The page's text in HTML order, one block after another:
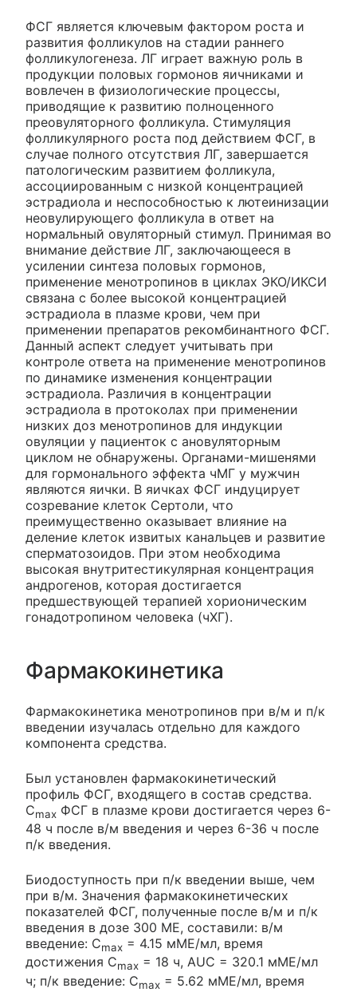
ФСГ является ключевым фактором роста и
развития фолликулов на стадии раннего
фолликулогенеза. ЛГ играет важную роль в
продукции половых гормонов яичниками и
вовлечен в физиологические процессы,
приводящие к развитию полноценного
преовуляторного фолликула. Стимуляция
фолликулярного роста под действием ФСГ, в
случае полного отсутствия ЛГ, завершается
патологическим развитием фолликула,
ассоциированным с низкой концентрацией
эстрадиола и неспособностью к лютеинизации
неовулирующего фолликула в ответ на
нормальный овуляторный стимул. Принимая во
внимание действие ЛГ, заключающееся в
усилении синтеза половых гормонов,
применение менотропинов в циклах ЭКО/ИКСИ
связана с более высокой концентрацией
эстрадиола в плазме крови, чем при
применении препаратов рекомбинантного ФСГ.
Данный аспект следует учитывать при
контроле ответа на применение менотропинов
по динамике изменения концентрации
эстрадиола. Различия в концентрации
эстрадиола в протоколах при применении
низких доз менотропинов для индукции
овуляции у пациенток с ановуляторным
циклом не обнаружены. Органами-мишенями
для гормонального эффекта чМГ у мужчин
являются яички. В яичках ФСГ индуцирует
созревание клеток Сертоли, что
преимущественно оказывает влияние на
деление клеток извитых канальцев и развитие
сперматозоидов. При этом необходима
высокая внутритестикулярная концентрация
андрогенов, которая достигается
предшествующей терапией хорионическим
гонадотропином человека (чХГ).
Фармакокинетика
Фармакокинетика менотропинов при в/м и п/к
введении изучалась отдельно для каждого
компонента средства.
Был установлен фармакокинетический
профиль ФСГ, входящего в состав средства.
Cmax ФСГ в плазме крови достигается через 6-
48 ч после в/м введения и через 6-36 ч после
п/к введения.
Биодоступность при п/к введении выше, чем
при в/м. Значения фармакокинетических
показателей ФСГ, полученные после в/м и п/к
введения в дозе 300 ME, составили: в/м
введение: Cmax = 4.15 мМЕ/мл, время
достижения Cmax = 18 ч, AUC = 320.1 мМЕ/мл
ч; п/к введение: Cmax = 5.62 мМЕ/мл, время